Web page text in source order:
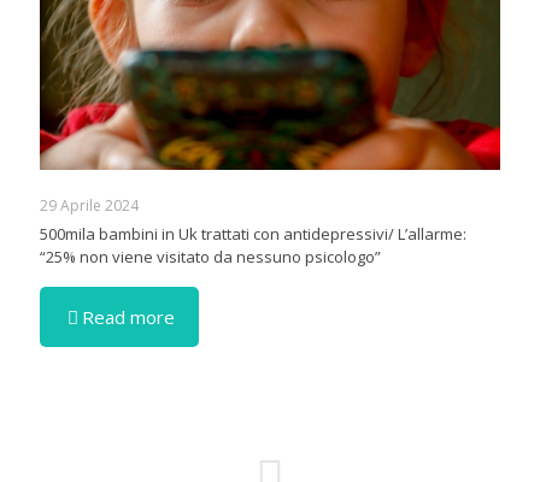
29 Aprile 2024
500mila bambini in Uk trattati con antidepressivi/ L’allarme:
“25% non viene visitato da nessuno psicologo”
Read more